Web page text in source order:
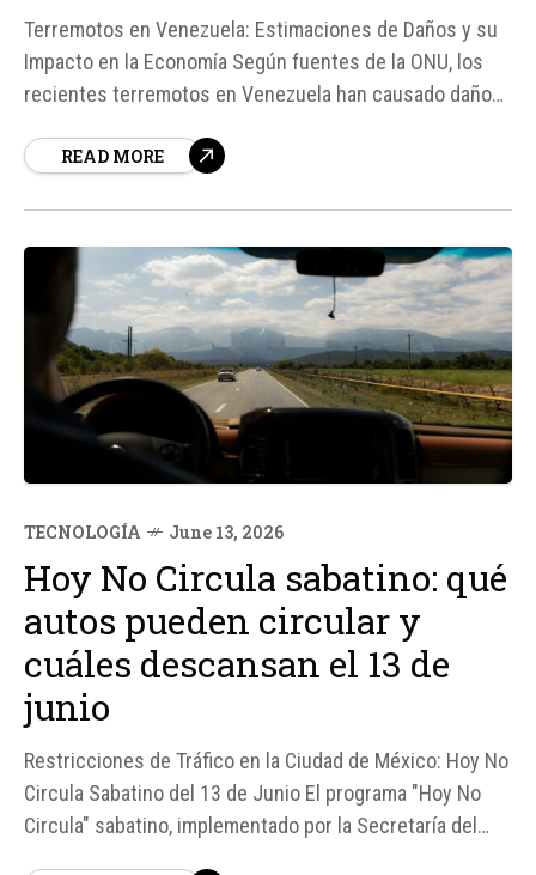
Terremotos en Venezuela: Estimaciones de Daños y su
Impacto en la Economía Según fuentes de la ONU, los
recientes terremotos en Venezuela han causado daños
un 6% del PIB del país. Esta evaluación preliminar se
READ MORE
TECNOLOGÍA June 13, 2026
Hoy No Circula sabatino: qué
autos pueden circular y
cuáles descansan el 13 de
junio
Restricciones de Tráfico en la Ciudad de México: Hoy No
Circula Sabatino del 13 de Junio El programa "Hoy No
Circula" sabatino, implementado por la Secretaría del